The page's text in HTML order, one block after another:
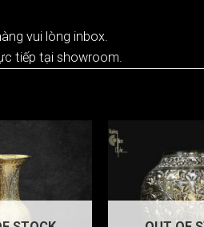
vui lòng inbox.
tiếp tại showroom.